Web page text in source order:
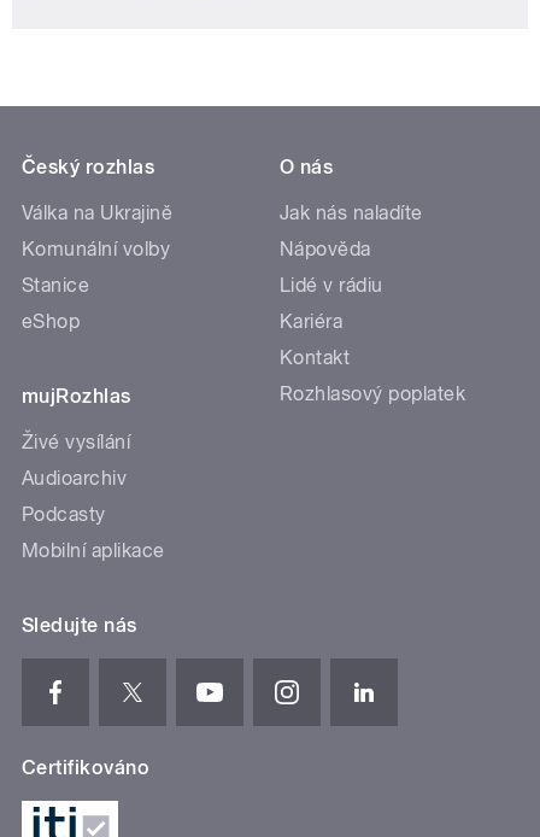
Český rozhlas
Válka na Ukrajině
Komunální volby
Stanice
eShop
mujRozhlas
Živé vysílání
Audioarchiv
Podcasty
Mobilní aplikace
O nás
Jak nás naladíte
Nápověda
Lidé v rádiu
Kariéra
Kontakt
Rozhlasový poplatek
Sledujte nás
Certifikováno